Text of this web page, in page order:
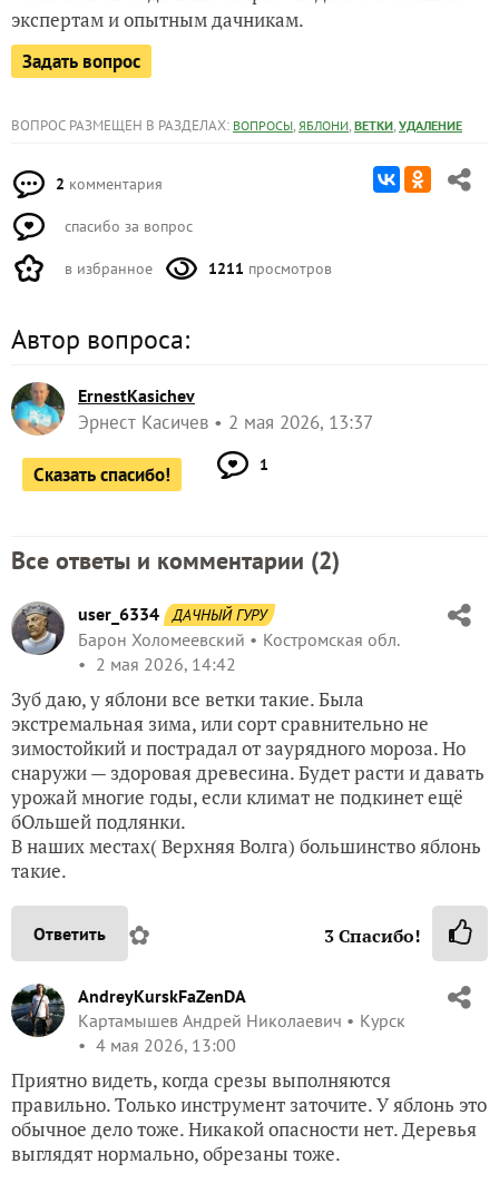
экспертам и опытным дачникам.
Задать вопрос
ВОПРОС РАЗМЕЩЕН В РАЗДЕЛАХ: ВОПРОСЫ, ЯБЛОНИ, ВЕТКИ, УДАЛЕНИЕ
2 комментария
спасибо за вопрос
в избранное 1211 просмотров
Автор вопроса:
ErnestKasichev
Эрнест Касичев 2 мая 2026, 13:37
Сказать спасибо! 1
Все ответы и комментарии (2)
user_6334 ДАЧНЫЙ ГУРУ
Барон Холомеевский
Костромская обл.
2 мая 2026, 14:42
Зуб даю, у яблони все ветки такие. Была
экстремальная зима, или сорт сравнительно не
зимостойкий и пострадал от заурядного мороза. Но
снаружи — здоровая древесина. Будет расти и давать
урожай многие годы, если климат не подкинет ещё
бОльшей подлянки.
В наших местах( Верхняя Волга) большинство яблонь
такие.
Ответить ✿ 3Спасибо!
AndreyKurskFaZenDA
Картамышев Андрей Николаевич
Курск
4 мая 2026, 13:00
Приятно видеть, когда срезы выполняются
правильно. Только инструмент заточите. У яблонь это
обычное дело тоже. Никакой опасности нет. Деревья
выглядят нормально, обрезаны тоже.